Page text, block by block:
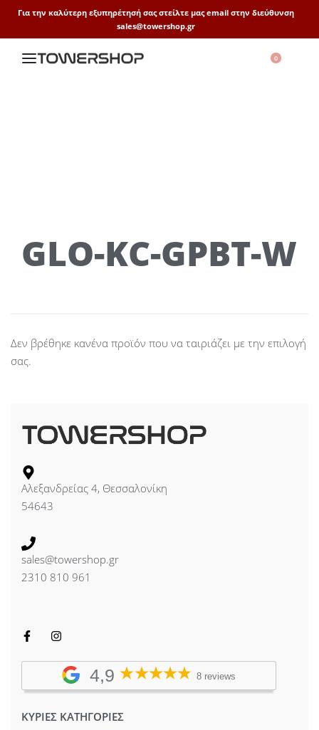
Για την καλύτερη εξυπηρέτησή σας στείλτε μας email στην διεύθυνση
sales@towershop.gr
0
GLO-KC-GPBT-W
Δεν βρέθηκε κανένα προϊόν που να ταιριάζει με την επιλογή
σας.
Αλεξανδρείας 4, Θεσσαλονίκη
54643
sales@towershop.gr
2310 810 961
4,9 8 reviews
ΚΥΡΙΕΣ ΚΑΤΗΓΟΡΙΕΣ